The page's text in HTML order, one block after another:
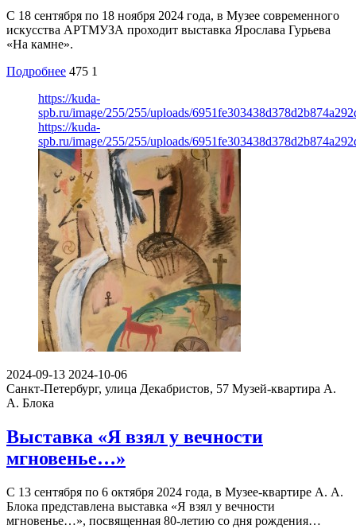
С 18 сентября по 18 ноября 2024 года, в Музее современного
искусства АРТМУЗА проходит выставка Ярослава Гурьева
«На камне».
Подробнее 475 1
https://kuda-
spb.ru/image/255/255/uploads/
https://kuda-
spb.ru/image/255/255/uploads/
2024-09-13 2024-10-06
Санкт-Петербург, улица Декабристов, 57 Музей-квартира А.
А. Блока
Выставка «Я взял у вечности
мгновенье…»
С 13 сентября по 6 октября 2024 года, в Музее-квартире А. А.
Блока представлена выставка «Я взял у вечности
мгновенье…», посвященная 80-летию со дня рождения…